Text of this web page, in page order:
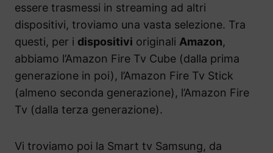
essere trasmessi in streaming ad altri
dispositivi, troviamo una vasta selezione. Tra
questi, per i dispositivi originali Amazon,
abbiamo l’Amazon Fire Tv Cube (dalla prima
generazione in poi), l’Amazon Fire Tv Stick
(almeno seconda generazione), l’Amazon Fire
Tv (dalla terza generazione).
Vi troviamo poi la Smart tv Samsung, da